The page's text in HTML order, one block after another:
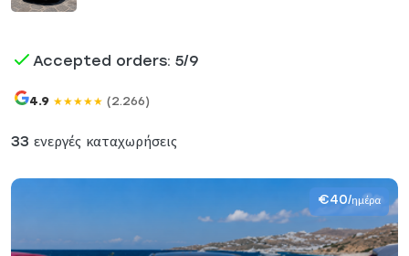
Accepted orders: 5/9
4.9 ★★★★★ (2.266)
33 ενεργές καταχωρήσεις
€40/ημέρα